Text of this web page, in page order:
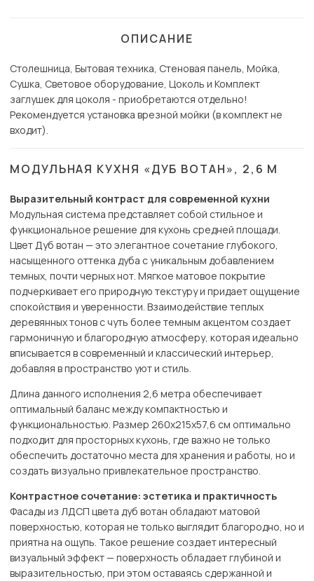
ОПИСАНИЕ
Столешница, Бытовая техника, Стеновая панель, Мойка,
Сушка, Световое оборудование, Цоколь и Комплект
заглушек для цоколя - приобретаются отдельно!
Рекомендуется установка врезной мойки (в комплект не
входит).
МОДУЛЬНАЯ КУХНЯ «ДУБ ВОТАН», 2,6 М
Выразительный контраст для современной кухни
Модульная система представляет собой стильное и
функциональное решение для кухонь средней площади.
Цвет Дуб вотан — это элегантное сочетание глубокого,
насыщенного оттенка дуба с уникальным добавлением
темных, почти черных нот. Мягкое матовое покрытие
подчеркивает его природную текстуру и придает ощущение
спокойствия и уверенности. Взаимодействие теплых
деревянных тонов с чуть более темным акцентом создает
гармоничную и благородную атмосферу, которая идеально
вписывается в современный и классический интерьер,
добавляя в пространство уют и стиль.
Длина данного исполнения 2,6 метра обеспечивает
оптимальный баланс между компактностью и
функциональностью. Размер 260х215х57,6 см оптимально
подходит для просторных кухонь, где важно не только
обеспечить достаточно места для хранения и работы, но и
создать визуально привлекательное пространство.
Контрастное сочетание: эстетика и практичность
Фасады из ЛДСП цвета дуб вотан обладают матовой
поверхностью, которая не только выглядит благородно, но и
приятна на ощупь. Такое решение создает интересный
визуальный эффект — поверхность обладает глубиной и
выразительностью, при этом оставаясь сдержанной и